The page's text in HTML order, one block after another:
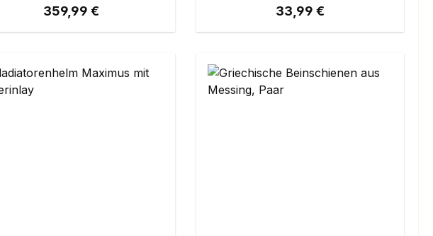
Regulärer Preis:
359,99 € Regulärer Preis:
33,99 €